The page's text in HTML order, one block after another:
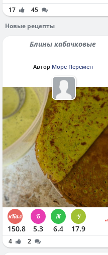
17
45
Новые рецепты
Блины кабачковые
Автор Море Перемен
150.8 5.3 6.4 17.9
4 2